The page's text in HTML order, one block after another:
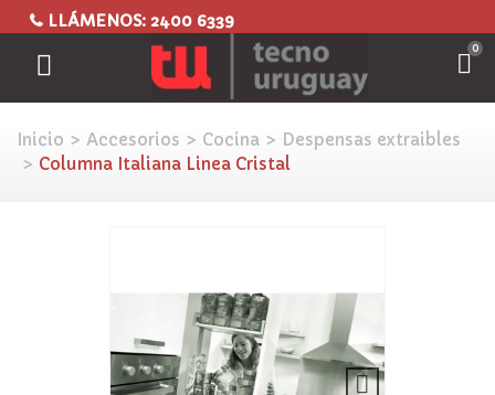
LLÁMENOS: 2400 6339
0
Inicio > Accesorios > Cocina > Despensas extraibles
> Columna Italiana Linea Cristal